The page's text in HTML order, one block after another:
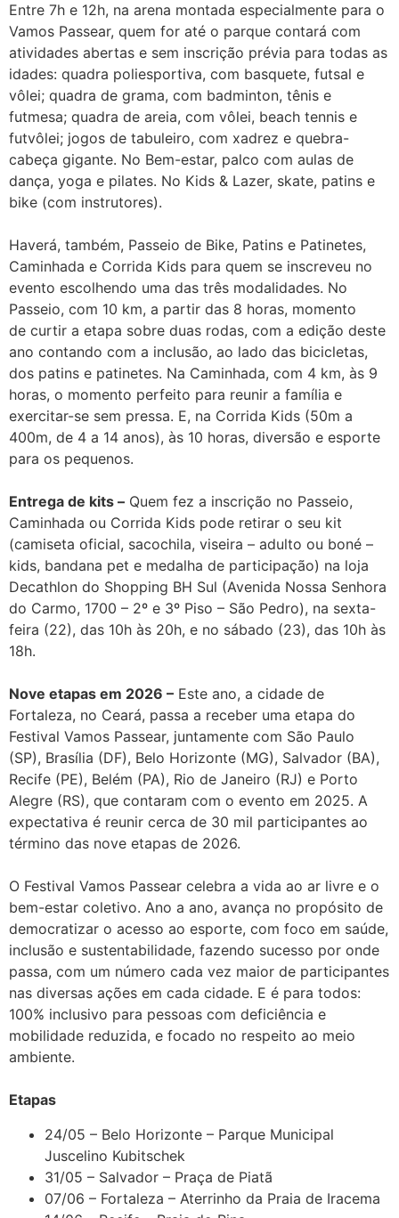
Entre 7h e 12h, na arena montada especialmente para o
Vamos Passear, quem for até o parque contará com
atividades abertas e sem inscrição prévia para todas as
idades: quadra poliesportiva, com basquete, futsal e
vôlei; quadra de grama, com badminton, tênis e
futmesa; quadra de areia, com vôlei, beach tennis e
futvôlei; jogos de tabuleiro, com xadrez e quebra-
cabeça gigante. No Bem-estar, palco com aulas de
dança, yoga e pilates. No Kids & Lazer, skate, patins e
bike (com instrutores).
Haverá, também, Passeio de Bike, Patins e Patinetes,
Caminhada e Corrida Kids para quem se inscreveu no
evento escolhendo uma das três modalidades. No
Passeio, com 10 km, a partir das 8 horas, momento
de curtir a etapa sobre duas rodas, com a edição deste
ano contando com a inclusão, ao lado das bicicletas,
dos patins e patinetes. Na Caminhada, com 4 km, às 9
horas, o momento perfeito para reunir a família e
exercitar-se sem pressa. E, na Corrida Kids (50m a
400m, de 4 a 14 anos), às 10 horas, diversão e esporte
para os pequenos.
Entrega de kits – Quem fez a inscrição no Passeio,
Caminhada ou Corrida Kids pode retirar o seu kit
(camiseta oficial, sacochila, viseira – adulto ou boné –
kids, bandana pet e medalha de participação) na loja
Decathlon do Shopping BH Sul (Avenida Nossa Senhora
do Carmo, 1700 – 2º e 3º Piso – São Pedro), na sexta-
feira (22), das 10h às 20h, e no sábado (23), das 10h às
18h.
Nove etapas em 2026 – Este ano, a cidade de
Fortaleza, no Ceará, passa a receber uma etapa do
Festival Vamos Passear, juntamente com São Paulo
(SP), Brasília (DF), Belo Horizonte (MG), Salvador (BA),
Recife (PE), Belém (PA), Rio de Janeiro (RJ) e Porto
Alegre (RS), que contaram com o evento em 2025. A
expectativa é reunir cerca de 30 mil participantes ao
término das nove etapas de 2026.
O Festival Vamos Passear celebra a vida ao ar livre e o
bem-estar coletivo. Ano a ano, avança no propósito de
democratizar o acesso ao esporte, com foco em saúde,
inclusão e sustentabilidade, fazendo sucesso por onde
passa, com um número cada vez maior de participantes
nas diversas ações em cada cidade. E é para todos:
100% inclusivo para pessoas com deficiência e
mobilidade reduzida, e focado no respeito ao meio
ambiente.
Etapas
24/05 – Belo Horizonte – Parque Municipal
Juscelino Kubitschek
31/05 – Salvador – Praça de Piatã
07/06 – Fortaleza – Aterrinho da Praia de Iracema